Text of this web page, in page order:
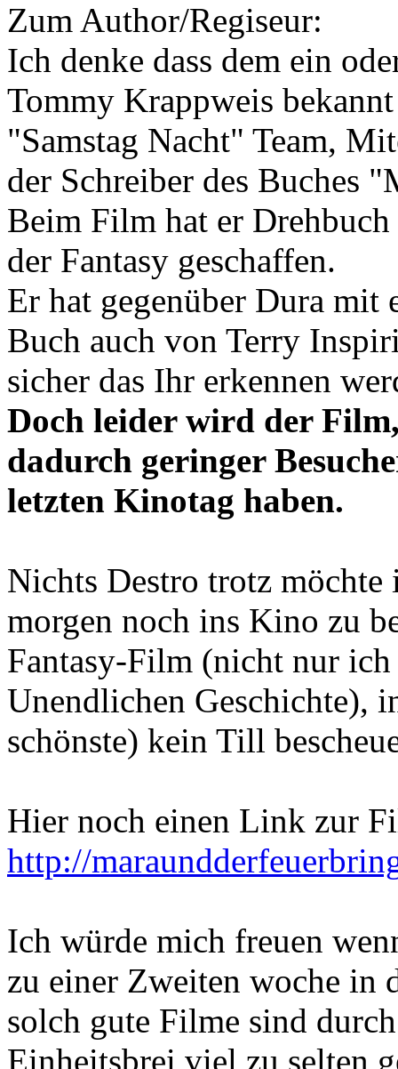
Zum Author/Regiseur:
Ich denke dass dem ein
Tommy Krappweis
"Samstag Nacht" Team,
der Schreiber des Buches
Beim Film hat er
der Fantasy geschaffen.
Er hat gegenüber Dura mit
Buch auch von Terry
sicher das Ihr erkennen
Doch leider wird der
dadurch geringer
letzten Kinotag haben.
Nichts Destro trotz möchte
morgen noch ins Kino zu
Fantasy-Film (nicht nur ich
Unendlichen Geschichte),
schönste) kein Till
Hier noch einen Link zur
http://
Ich würde mich freuen
zu einer Zweiten woche in
solch gute Filme sind
Einheitsbrei viel zu selten